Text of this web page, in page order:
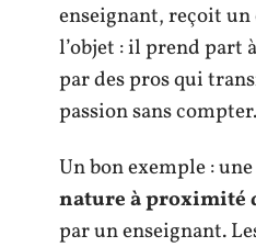
enseignant, reçoit un
l’objet : il prend part
par des pros qui
passion sans compter.
Un bon exemple : une
nature à proximité
par un enseignant.